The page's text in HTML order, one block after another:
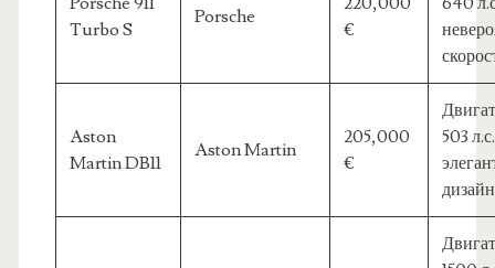
Turbo S
Porsche
€
Aston
Martin DB11
Aston Martin
205,000
€
503
дизайн